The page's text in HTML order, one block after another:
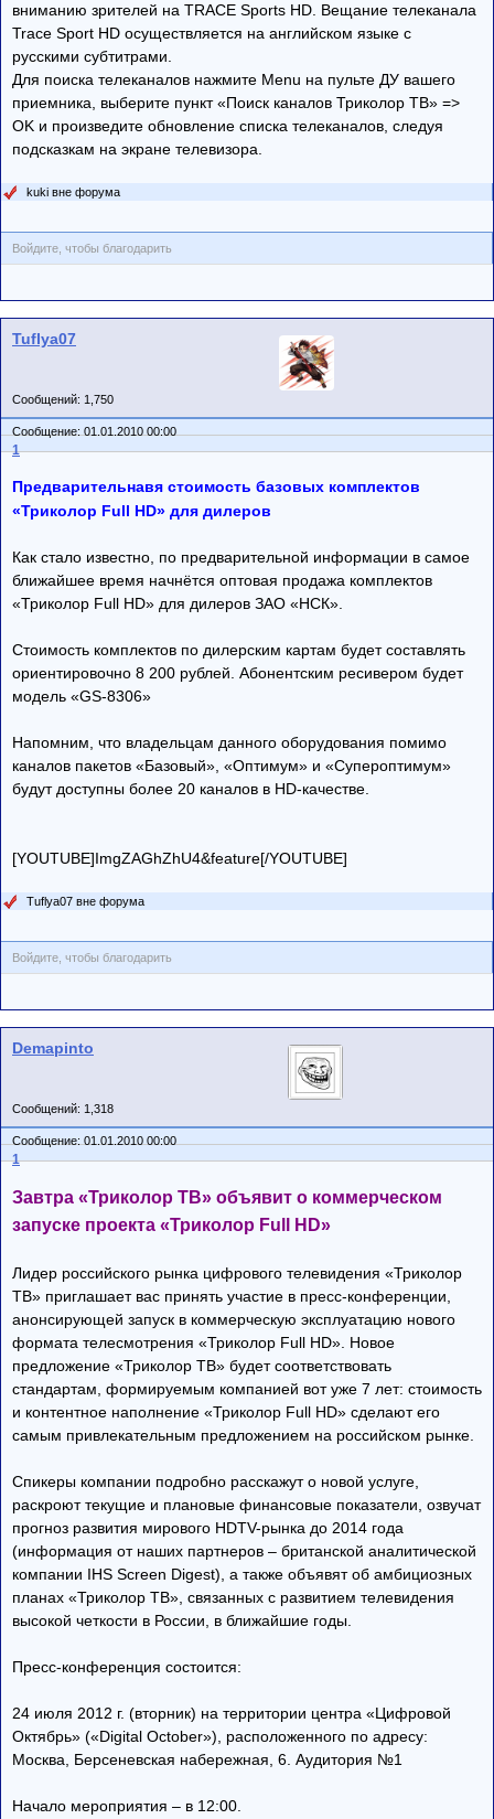
вниманию зрителей на TRACE Sports HD. Вещание телеканала
Trace Sport HD осуществляется на английском языке с
русскими субтитрами.
Для поиска телеканалов нажмите Menu на пульте ДУ вашего
приемника, выберите пункт «Поиск каналов Триколор ТВ» =>
OK и произведите обновление списка телеканалов, следуя
подсказкам на экране телевизора.
kuki вне форума
Войдите, чтобы благодарить
Tuflya07
Сообщений: 1,750
Сообщение: 01.01.2010 00:00
1
Предварительнавя стоимость базовых комплектов
«Триколор Full HD» для дилеров
Как стало известно, по предварительной информации в самое
ближайшее время начнётся оптовая продажа комплектов
«Триколор Full HD» для дилеров ЗАО «НСК».
Стоимость комплектов по дилерским картам будет составлять
ориентировочно 8 200 рублей. Абонентским ресивером будет
модель «GS-8306»
Напомним, что владельцам данного оборудования помимо
каналов пакетов «Базовый», «Оптимум» и «Супероптимум»
будут доступны более 20 каналов в HD-качестве.
[YOUTUBE]ImgZAGhZhU4&feature[/YOUTUBE]
Tuflya07 вне форума
Войдите, чтобы благодарить
Demapinto
Сообщений: 1,318
Сообщение: 01.01.2010 00:00
1
Завтра «Триколор ТВ» объявит о коммерческом
запуске проекта «Триколор Full HD»
Лидер российского рынка цифрового телевидения «Триколор
ТВ» приглашает вас принять участие в пресс-конференции,
анонсирующей запуск в коммерческую эксплуатацию нового
формата телесмотрения «Триколор Full HD». Новое
предложение «Триколор ТВ» будет соответствовать
стандартам, формируемым компанией вот уже 7 лет: стоимость
и контентное наполнение «Триколор Full HD» сделают его
самым привлекательным предложением на российском рынке.
Спикеры компании подробно расскажут о новой услуге,
раскроют текущие и плановые финансовые показатели, озвучат
прогноз развития мирового HDTV-рынка до 2014 года
(информация от наших партнеров – британской аналитической
компании IHS Screen Digest), а также объявят об амбициозных
планах «Триколор ТВ», связанных с развитием телевидения
высокой четкости в России, в ближайшие годы.
Пресс-конференция состоится:
24 июля 2012 г. (вторник) на территории центра «Цифровой
Октябрь» («Digital October»), расположенного по адресу:
Москва, Берсеневская набережная, 6. Аудитория №1
Начало мероприятия – в 12:00.